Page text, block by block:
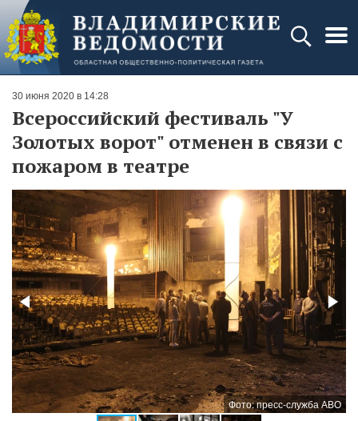
30 июня 2020 в 14:28
Всероссийский фестиваль "У
Золотых ворот" отменен в связи с
пожаром в театре
Фото: пресс-служба АВО